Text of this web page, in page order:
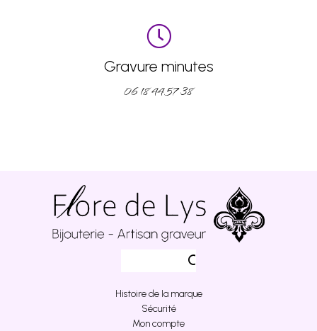
Gravure minutes
06 18 44 57 38
Histoire de la marque
Sécurité
Mon compte